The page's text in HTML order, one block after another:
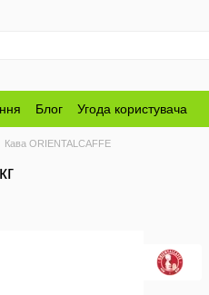
Блог Угода користувача
Кава ORIENTALCAFFE